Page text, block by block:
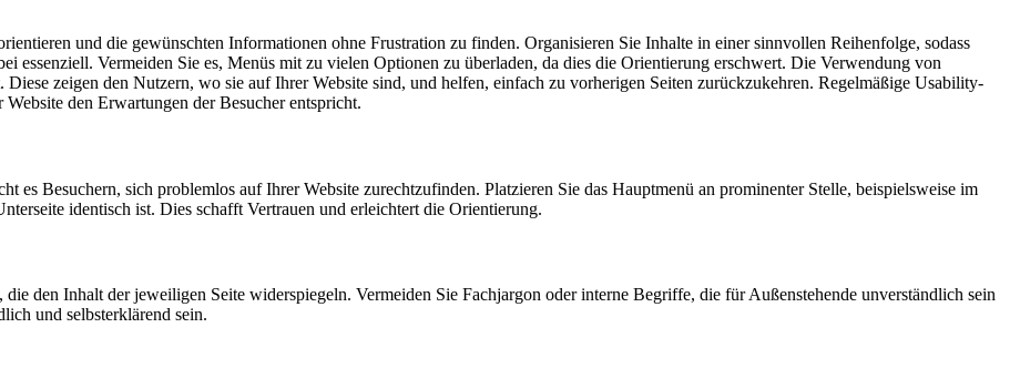
und die gewünschten Informationen ohne Frustration zu finden. Organisieren Sie Inhalte in einer sinnvollen Reihenfolge, sodass
essenziell. Vermeiden Sie es, Menüs mit zu vielen Optionen zu überladen, da dies die Orientierung erschwert. Die Verwendung von
zeigen den Nutzern, wo sie auf Ihrer Website sind, und helfen, einfach zu vorherigen Seiten zurückzukehren. Regelmäßige Usability-
den Erwartungen der Besucher entspricht.
es Besuchern, sich problemlos auf Ihrer Website zurechtzufinden. Platzieren Sie das Hauptmenü an prominenter Stelle, beispielsweise im
identisch ist. Dies schafft Vertrauen und erleichtert die Orientierung.
den Inhalt der jeweiligen Seite widerspiegeln. Vermeiden Sie Fachjargon oder interne Begriffe, die für Außenstehende unverständlich sein
und selbsterklärend sein.